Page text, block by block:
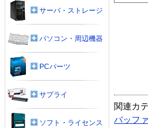
関連カ
バッフ
サーバ・ストレージ
パソコン・周辺機器
PCパーツ
サプライ
ソフト・ライセンス